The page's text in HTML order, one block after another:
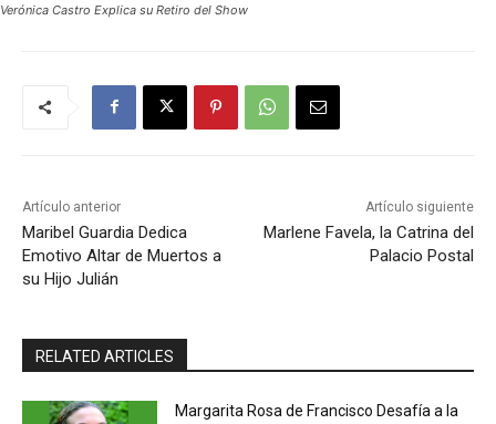
Verónica Castro Explica su Retiro del Show
Artículo anterior
Maribel Guardia Dedica
Emotivo Altar de Muertos a
su Hijo Julián
Artículo siguiente
Marlene Favela, la Catrina del
Palacio Postal
RELATED ARTICLES
Margarita Rosa de Francisco Desafía a la